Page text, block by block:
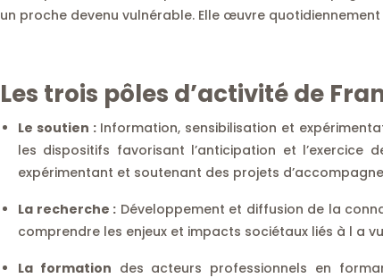
un proche devenu vulnérable. Elle œuvre
Les trois pôles d’activité de
Le soutien :Information, sensibilisation et
les dispositifs favorisant l’anticipation et
expérimentant et soutenant des projets
La recherche : Développement et diffusion de la
comprendre les enjeux et impacts sociétaux liés à l a
La formation des acteurs professionnels en